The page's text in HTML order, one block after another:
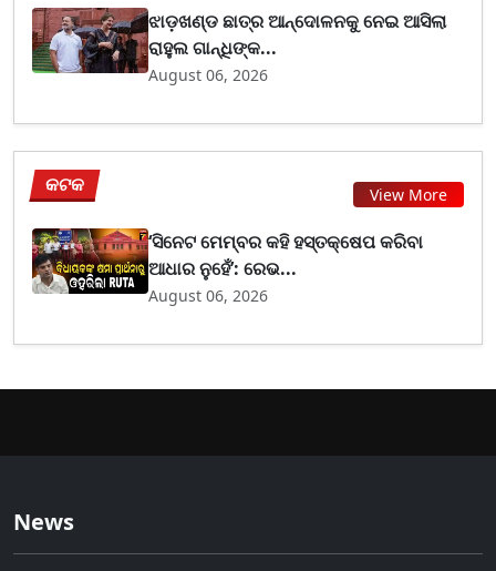
ଝାଡ଼ଖଣ୍ଡ ଛାତ୍ର ଆନ୍ଦୋଳନକୁ ନେଇ ଆସିଲା
ରାହୁଲ ଗାନ୍ଧିଙ୍କ...
August 06, 2026
କଟକ View More
‘ସିନେଟ ମେମ୍ବର କହି ହସ୍ତକ୍ଷେପ କରିବା
ଆଧାର ନୁହେଁ’: ରେଭ...
August 06, 2026
News